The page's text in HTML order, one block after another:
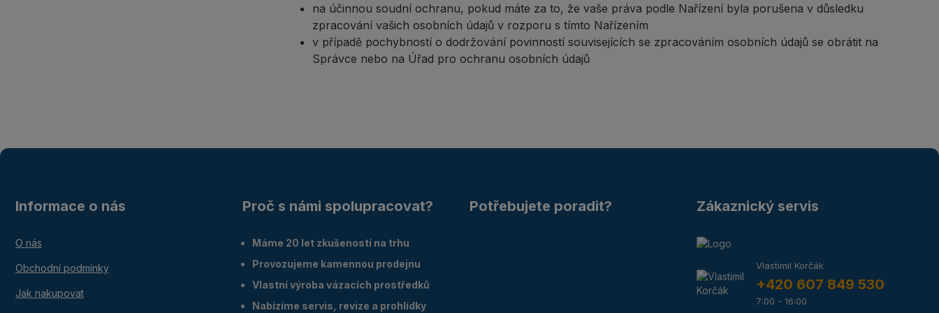
na účinnou soudní ochranu, pokud máte za to, že vaše práva podle Nařízení byla porušena v důsledku
zpracování vašich osobních údajů v rozporu s tímto Nařízením
v případě pochybností o dodržování povinností souvisejících se zpracováním osobních údajů se obrátit na
Správce nebo na Úřad pro ochranu osobních údajů
Informace o nás
O nás
Obchodní podmínky
Jak nakupovat
Proč s námi spolupracovat?
Máme 20 let zkušeností na trhu
Provozujeme kamennou prodejnu
Vlastní výroba vázacích prostředků
Nabízíme servis, revize a prohlídky
Potřebujete poradit? Zákaznický servis
Vlastimil Korčák
+420 607 849 530
7:00 - 16:00